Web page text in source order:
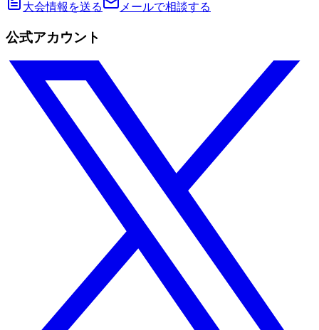
大会情報を送る
メールで相談する
公式アカウント